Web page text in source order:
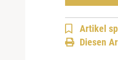
Artikel
Diesen